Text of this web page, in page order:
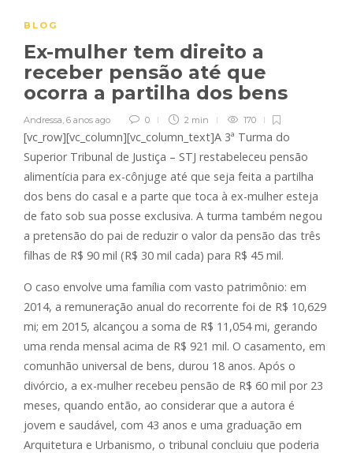
BLOG
Ex-mulher tem direito a
receber pensão até que
ocorra a partilha dos bens
Andressa 6 anos ago 0 2 min 170
[vc_row][vc_column][vc_column_text]A 3ª Turma do
Superior Tribunal de Justiça – STJ restabeleceu pensão
alimentícia para ex-cônjuge até que seja feita a partilha
dos bens do casal e a parte que toca à ex-mulher esteja
de fato sob sua posse exclusiva. A turma também negou
a pretensão do pai de reduzir o valor da pensão das três
filhas de R$ 90 mil (R$ 30 mil cada) para R$ 45 mil.
O caso envolve uma família com vasto patrimônio: em
2014, a remuneração anual do recorrente foi de R$ 10,629
mi; em 2015, alcançou a soma de R$ 11,054 mi, gerando
uma renda mensal acima de R$ 921 mil. O casamento, em
comunhão universal de bens, durou 18 anos. Após o
divórcio, a ex-mulher recebeu pensão de R$ 60 mil por 23
meses, quando então, ao considerar que a autora é
jovem e saudável, com 43 anos e uma graduação em
Arquitetura e Urbanismo, o tribunal concluiu que poderia